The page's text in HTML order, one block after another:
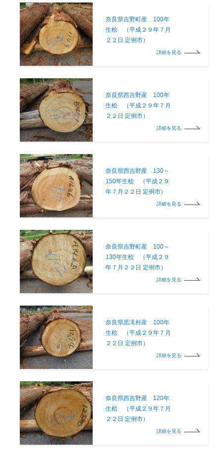
奈良県吉野町産 100年
生桧 （平成２９年７月
２２日 定例市）
詳細を見る
奈良県西吉野産 100年
生桧 （平成２９年７月
２２日 定例市）
詳細を見る
奈良県西吉野産 130～
150年生桧 （平成２９
年７月２２日 定例市）
詳細を見る
奈良県吉野町産 100～
130年生桧 （平成２９
年７月２２日 定例市）
詳細を見る
奈良県黒滝村産 100年
生桧 （平成２９年７月
２２日 定例市）
詳細を見る
奈良県西吉野産 120年
生桧 （平成２９年７月
２２日 定例市）
詳細を見る